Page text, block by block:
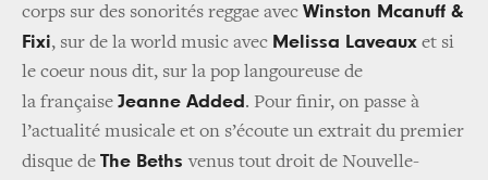
corps sur des sonorités reggae avec Winston Mcanuff &
Fixi, sur de la world music avec Melissa Laveaux et si
le coeur nous dit, sur la pop langoureuse de
la française Jeanne Added . Pour finir, on passe à
l’actualité musicale et on s’écoute un extrait du premier
disque de The Bethsvenus tout droit de Nouvelle-